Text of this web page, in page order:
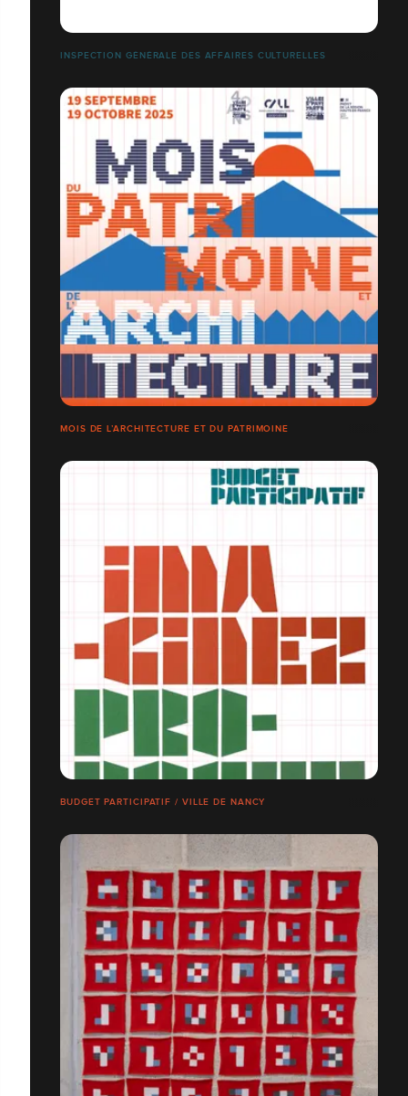
INSPECTION GÉNÉRALE DES AFFAIRES CULTURELLES
MOIS DE L’ARCHITECTURE ET DU PATRIMOINE
BUDGET PARTICIPATIF / VILLE DE NANCY